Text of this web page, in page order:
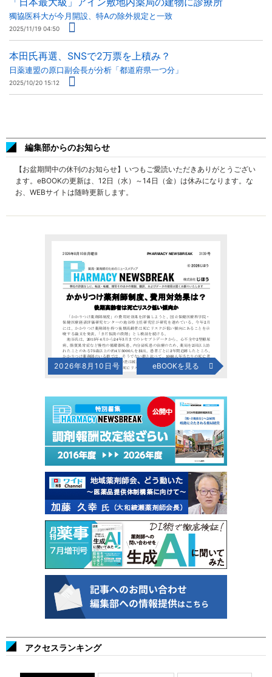
獨協医科大が今月開設、特Aの除外規定と一致
2025/11/19 04:50
本田氏再選、SNSで2万票を上積み？
日薬連盟の原口副会長が分析「都道府県一つ分」
2025/10/20 15:12
編集部からのお知らせ
【お盆期間中の休刊のお知らせ】いつもご愛読いただきありがとうござい
ます。eBOOKの更新は、12日（水）～14日（金）は休みになります。な
お、WEBサイトは随時更新します。
2026年8月10日号 eBOOKを見る
アクセスランキング